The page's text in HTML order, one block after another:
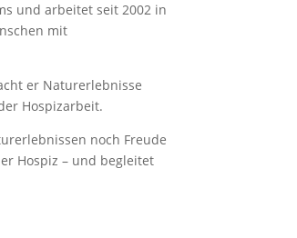
und arbeitet seit 2002 in
mit
er Naturerlebnisse
Hospizarbeit.
noch Freude
Hospiz – und begleitet